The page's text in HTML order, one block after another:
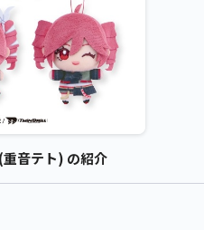
重音テト) の紹介